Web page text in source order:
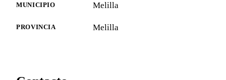
MUNICIPIO Melilla
PROVINCIA Melilla